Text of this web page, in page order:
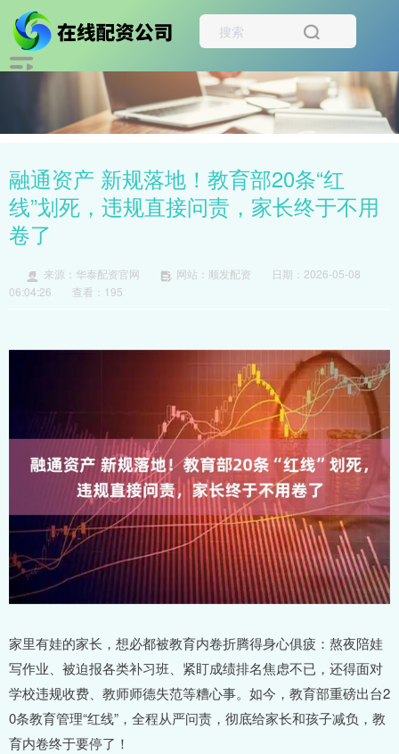
融通资产 新规落地！教育部20条“红
线”划死，违规直接问责，家长终于不用
卷了
来源：华泰配资官网 网站：顺发配资
日期：2026-05-08
06:04:26
查看：195
家里有娃的家长，想必都被教育内卷折腾得身心俱疲：熬夜陪娃
写作业、被迫报各类补习班、紧盯成绩排名焦虑不已，还得面对
学校违规收费、教师师德失范等糟心事。如今，教育部重磅出台2
0条教育管理“红线”，全程从严问责，彻底给家长和孩子减负，教
育内卷终于要停了！